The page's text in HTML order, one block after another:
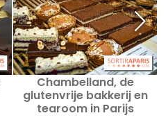
Chambelland, de
glutenvrije bakkerij en
tearoom in Parijs